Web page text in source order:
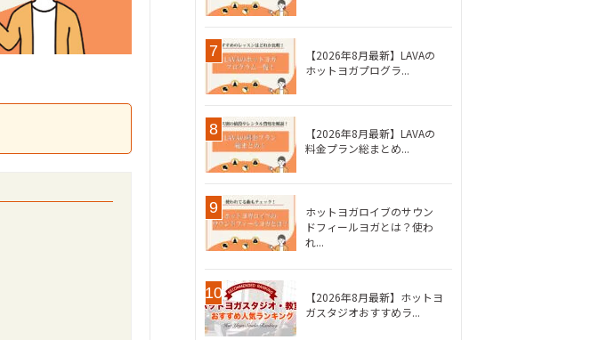
【2026年8月最新】LAVAの
ホットヨガプログラ...
【2026年8月最新】LAVAの
料金プラン総まとめ...
ホットヨガロイブのサウン
ドフィールヨガとは？使わ
れ...
【2026年8月最新】ホットヨ
ガスタジオおすすめラ...